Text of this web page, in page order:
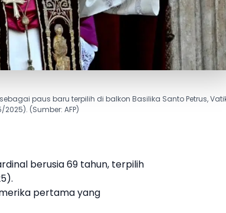
paus baru terpilih di balkon Basilika Santo Petrus,
(Sumber: AFP)
berusia 69 tahun, terpilih
pertama yang